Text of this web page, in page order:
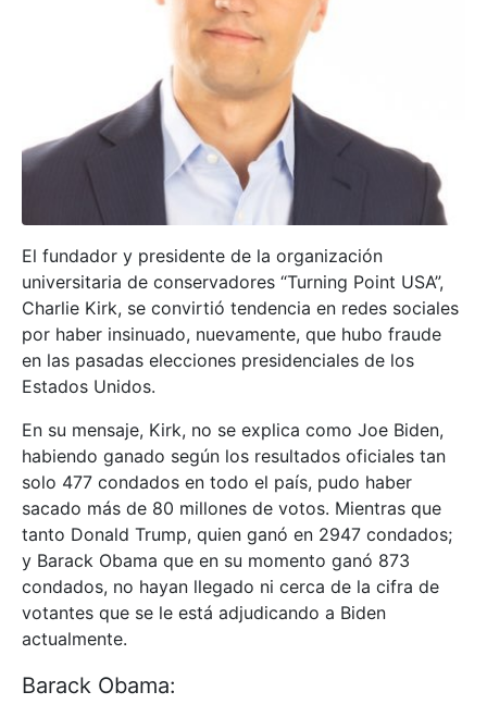
El fundador y presidente de la organización
universitaria de conservadores “Turning Point USA”,
Charlie Kirk, se convirtió tendencia en redes sociales
por haber insinuado, nuevamente, que hubo fraude
en las pasadas elecciones presidenciales de los
Estados Unidos.
En su mensaje, Kirk, no se explica como Joe Biden,
habiendo ganado según los resultados oficiales tan
solo 477 condados en todo el país, pudo haber
sacado más de 80 millones de votos. Mientras que
tanto Donald Trump, quien ganó en 2947 condados;
y Barack Obama que en su momento ganó 873
condados, no hayan llegado ni cerca de la cifra de
votantes que se le está adjudicando a Biden
actualmente.
Barack Obama: